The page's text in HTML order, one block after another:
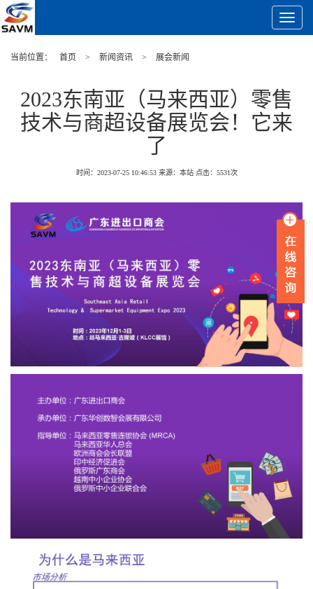
Toggle
当前位置：
首页 > 新闻资讯 > 展会新闻
2023东南亚（马来西亚）零售
技术与商超设备展览会！它来
了
时间：2023-07-25 10:46:53 来源：本站 点击： 5531次